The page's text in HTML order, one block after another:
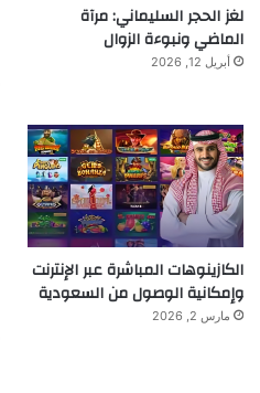
لغز الحجر السليماني: مرآة
الماضي ونبوءة الزوال
أبريل 12, 2026
الكازينوهات المباشرة عبر الإنترنت
وإمكانية الوصول من السعودية
مارس 2, 2026